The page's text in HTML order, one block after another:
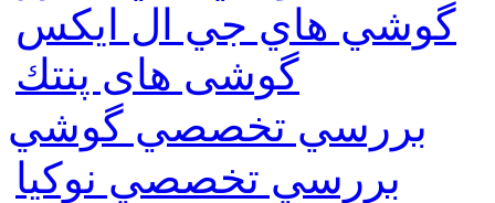
گوشي هاي جي ال ايكس
گوشی های پنتك
بررسي تخصصي گوشي
بررسي تخصصي نوكيا